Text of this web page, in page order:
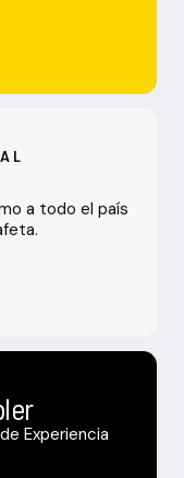
a todo el país
Experiencia